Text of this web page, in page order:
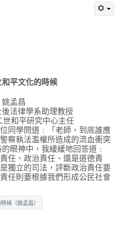
平文化的時候
姚孟昌
法律學系助理教授
世和平研究中心主任
同學問道﹕「老師，到底誰應
察執法濫權所造成的流血衝突
眼神中，我緩緩地回答道﹕
任、政治責任、還是道德責
獨立的司法，評斷政治責任要
任則要根據我們形成公民社會
候（姚孟昌）